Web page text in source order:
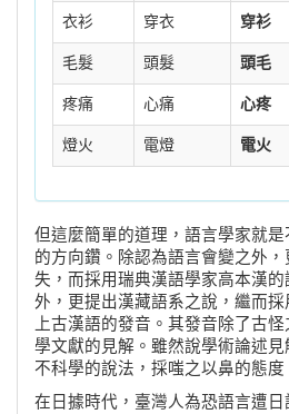
衣衫 穿衣 穿衫
毛髮 頭髮 頭毛
疼痛 心痛 心疼
燈火 電燈 電火
但這麼簡單的道理，語言學家就是
的方向鑽。除認為語言會變之外
失，而採用瑞典漢語學家高本漢
外，更提出漢藏語系之說，繼而
上古漢語的發音。其發音除了古
學文獻的見解。雖然說學術論述
不科學的說法，採嗤之以鼻的態度
在日據時代，臺灣人為恐語言遭